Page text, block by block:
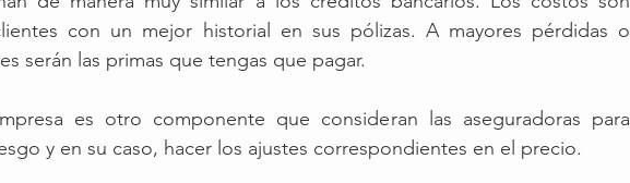
con un mejor historial en sus pólizas. A mayores pérdidas o
serán las primas que tengas que pagar.
es otro componente que consideran las aseguradoras para
y en su caso, hacer los ajustes correspondientes en el precio.